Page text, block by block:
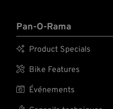
Pan-O-Rama
 Product Specials
 Bike Features
 Événements